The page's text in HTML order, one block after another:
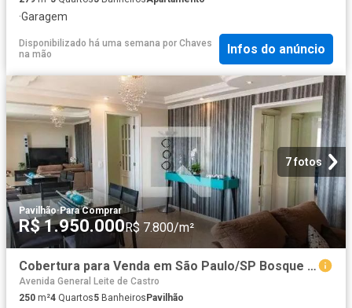
·Garagem
Disponibilizado há uma semana por Chaves
na mão
Infos do anúncio
7 fotos
Pavilhão·Para Comprar
R$ 1.950.000R$ 7.800/m²
Cobertura para Venda em São Paulo/SP Bosque da Saúde 4 Quartos
Avenida General Leite de Castro
250 m²4 Quartos5 Banheiros Pavilhão